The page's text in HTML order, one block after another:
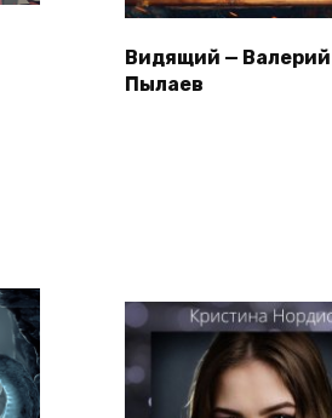
Видящий — Валерий
Пылаев